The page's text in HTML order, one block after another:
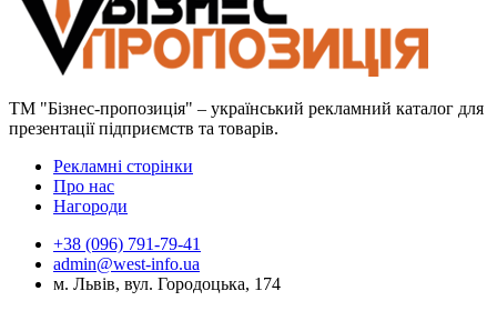
ТМ "Бізнес-пропозиція" – український рекламний каталог для
презентації підприємств та товарів.
Рекламні сторінки
Про нас
Нагороди
+38 (096) 791-79-41
admin@west-info.ua
м. Львів, вул. Городоцька, 174